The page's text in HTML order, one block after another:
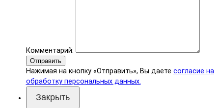
Комментарий:
Отправить
Нажимая на кнопку «Отправить», Вы даете согласие на
обработку персональных данных.
Закрыть